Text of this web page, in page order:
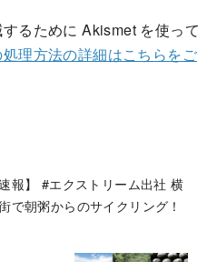
るために Akismet を使って
理方法の詳細はこちらをご
速報】 #エクストリーム出社 横
で朝粥からのサイクリング！